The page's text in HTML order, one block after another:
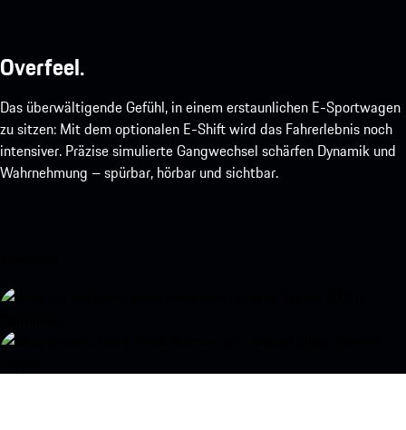
Overfeel.
Das überwältigende Gefühl, in einem erstaunlichen E-Sportwagen
zu sitzen: Mit dem optionalen E-Shift wird das Fahrerlebnis noch
intensiver. Präzise simulierte Gangwechsel schärfen Dynamik und
Wahrnehmung – spürbar, hörbar und sichtbar.